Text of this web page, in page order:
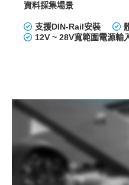
資料採集場景
支援DIN-Rail安裝
12V ~ 28V寬範圍電源輸